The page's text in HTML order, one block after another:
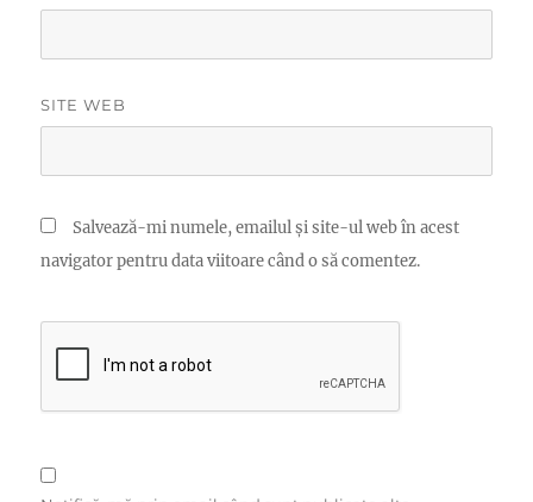
SITE WEB
Salvează-mi numele, emailul și site-ul web în acest
navigator pentru data viitoare când o să comentez.